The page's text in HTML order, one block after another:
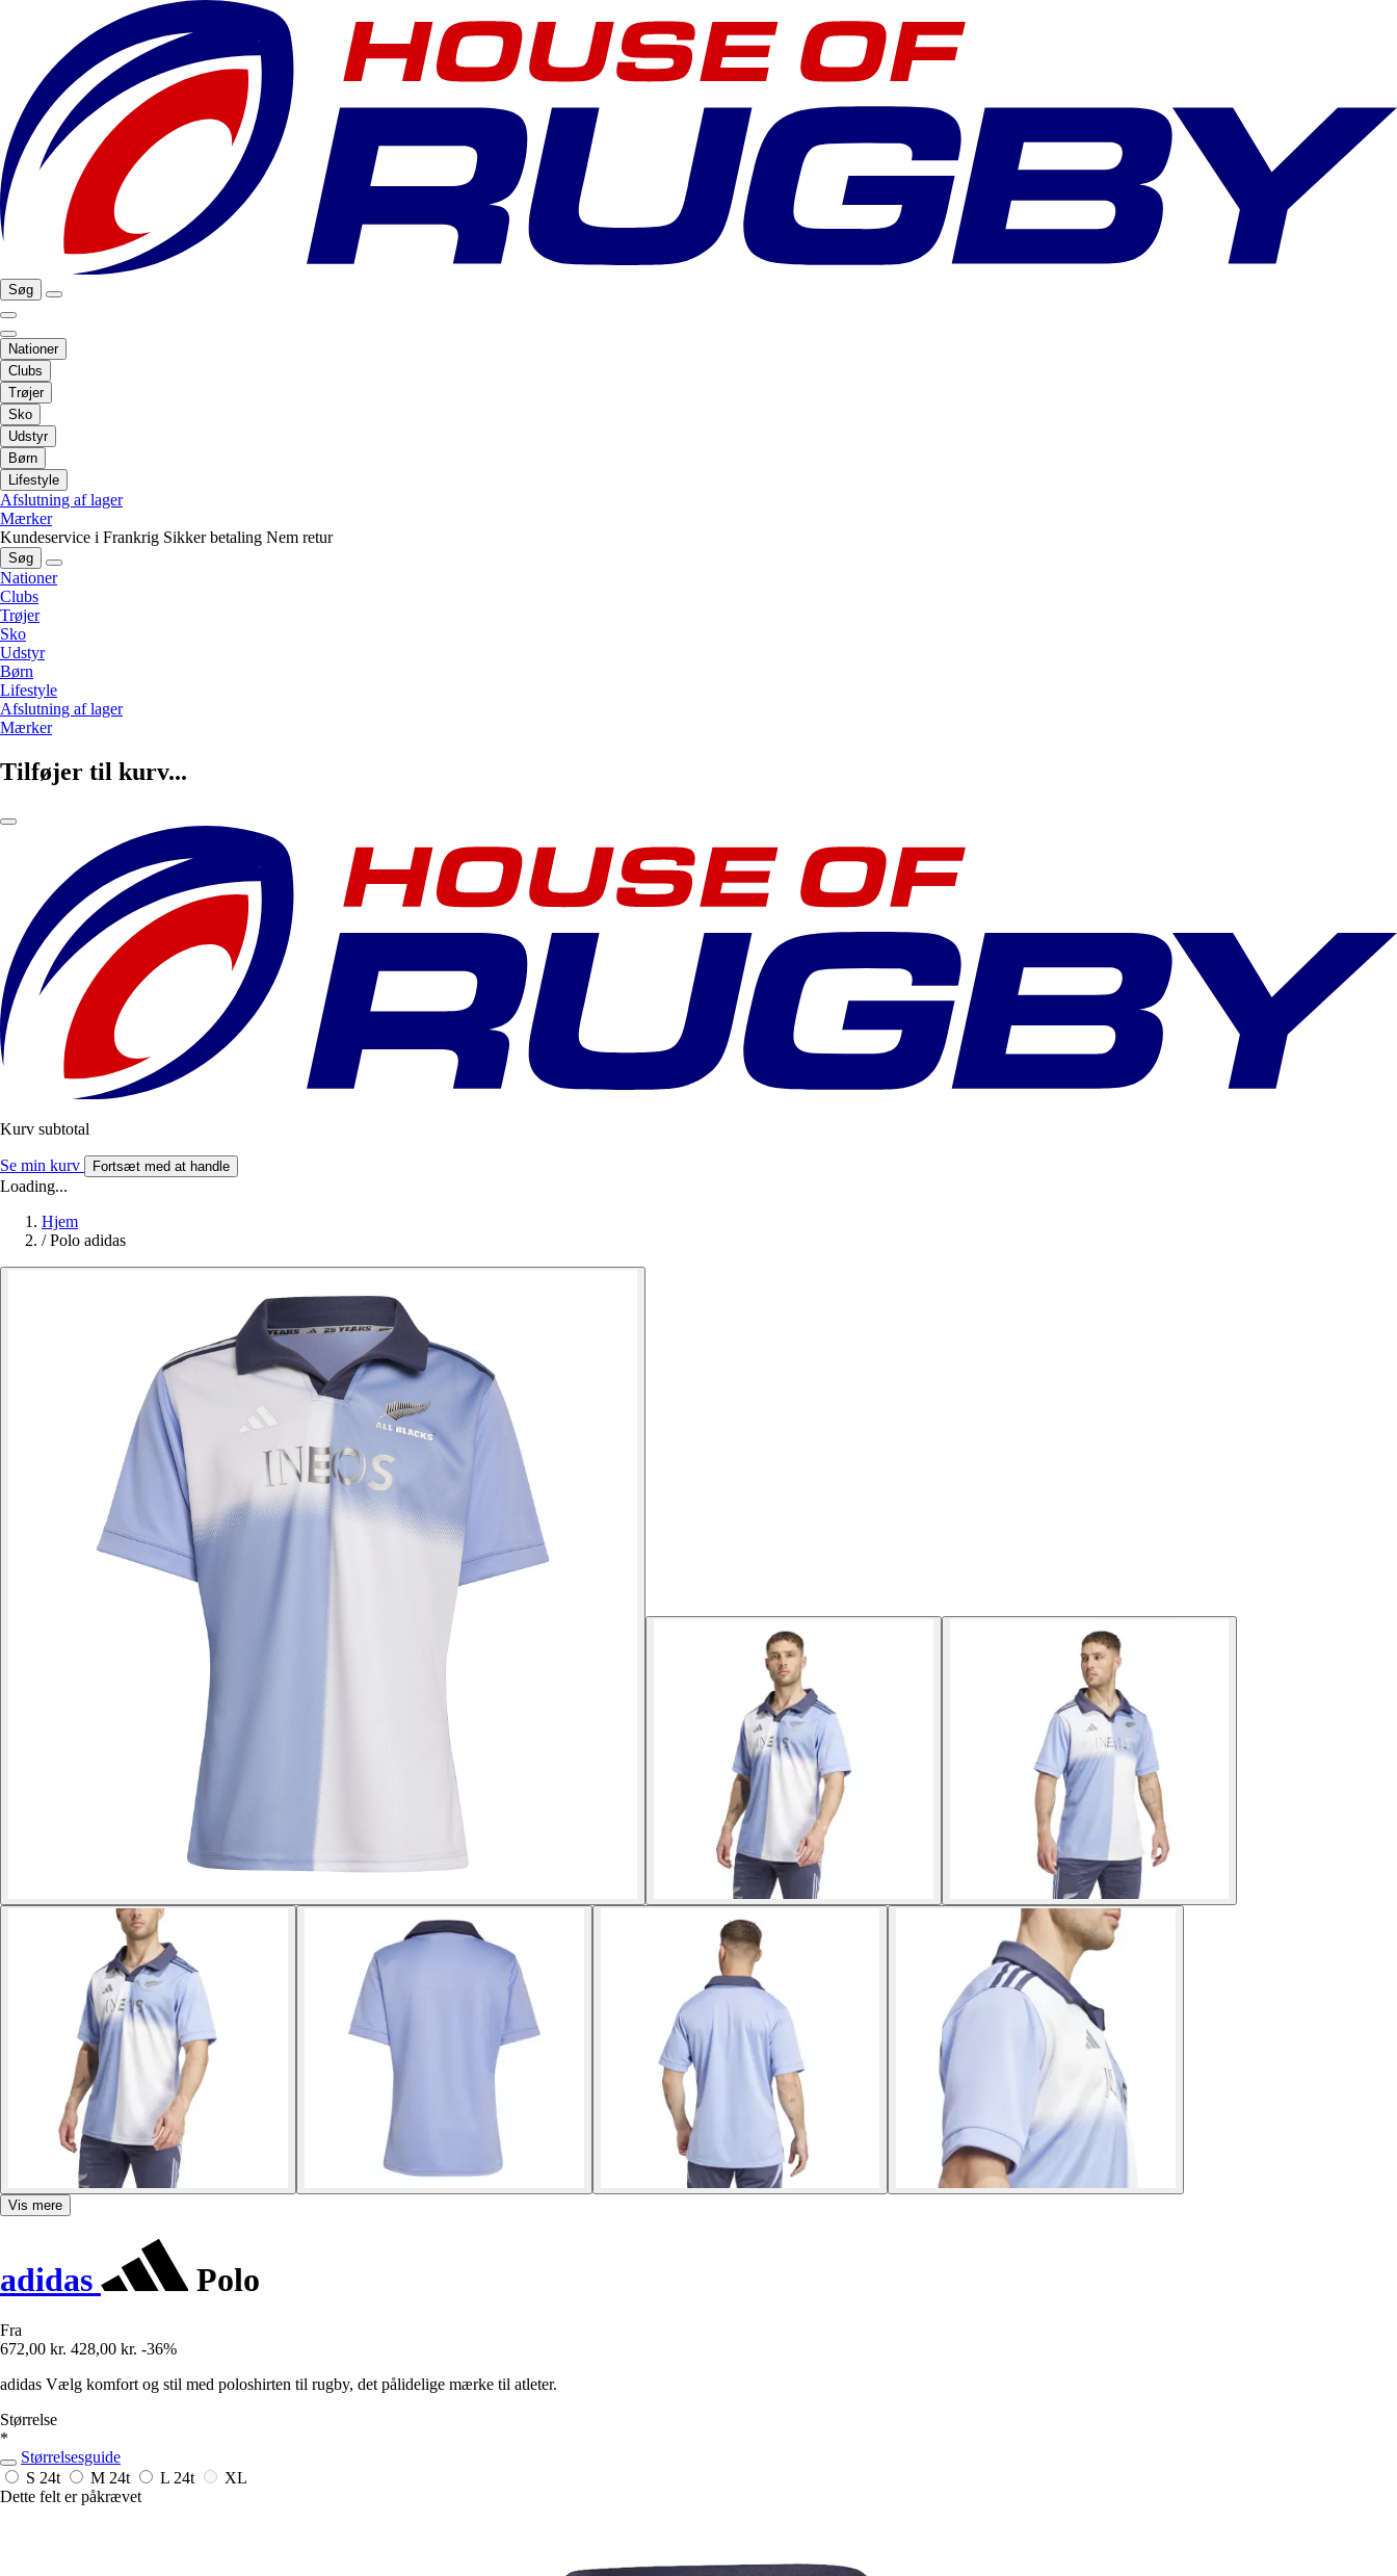
Søg
Nationer
Clubs
Trøjer
Sko
Udstyr
Børn
Lifestyle
Afslutning af lager
Mærker
Kundeservice i Frankrig Sikker betaling Nem retur
Søg
Nationer
Clubs
Trøjer
Sko
Udstyr
Børn
Lifestyle
Afslutning af lager
Mærker
Tilføjer til kurv...
Kurv subtotal
Se min kurv Fortsæt med at handle
Loading...
Hjem
/ Polo adidas
Vis mere
adidas Polo
Fra
672,00 kr. 428,00 kr. -36%
adidas Vælg komfort og stil med poloshirten til rugby, det pålidelige mærke til atleter.
Størrelse
*
Størrelsesguide
S 24t M 24t L 24t
XL
Dette felt er påkrævet